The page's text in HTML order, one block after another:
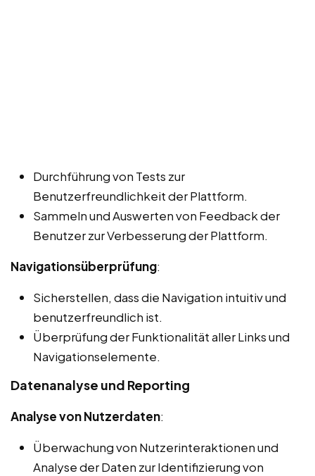
Durchführung von Tests zur
Benutzerfreundlichkeit der Plattform.
Sammeln und Auswerten von Feedback der
Benutzer zur Verbesserung der Plattform.
Navigationsüberprüfung:
Sicherstellen, dass die Navigation intuitiv und
benutzerfreundlich ist.
Überprüfung der Funktionalität aller Links und
Navigationselemente.
Datenanalyse und Reporting
Analyse von Nutzerdaten:
Überwachung von Nutzerinteraktionen und
Analyse der Daten zur Identifizierung von